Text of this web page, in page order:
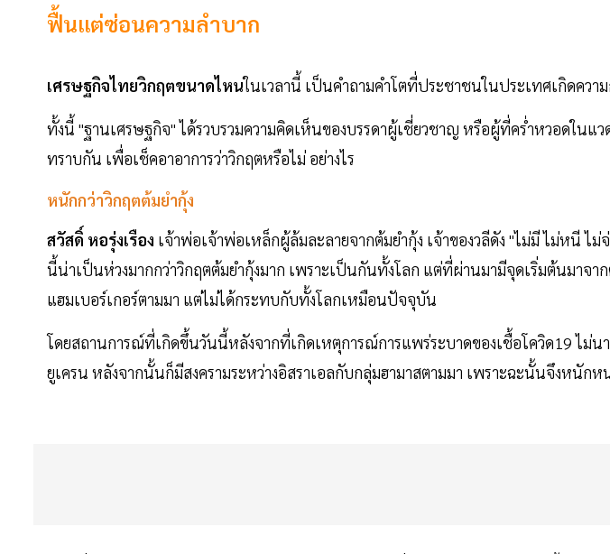
ฟื้นแต่ซ่อนความลำบาก
เศรษฐกิจไทยวิกฤตขนาดไหนในเวลานี้ เป็นคำถามคำโตที่ประชาชนในประเทศเกิดควา
ทั้งนี้ "ฐานเศรษฐกิจ" ได้รวบรวมความคิดเห็นของบรรดาผู้เชี่ยวชาญ หรือผู้ที่คร่ำหวอดในแว
ทราบกัน เพื่อเช็คอาอาการว่าวิกฤตหรือไม่ อย่างไร
หนักกว่าวิกฤตต้มยำกุ้ง
สวัสดิ์ หอรุ่งเรือง เจ้าพ่อเจ้าพ่อเหล็กผู้ล้มละลายจากต้มยำกุ้ง เจ้าของวลีดัง "ไม่มี ไม่หนี ไม่
นี้น่าเป็นห่วงมากกว่าวิกฤตต้มยำกุ้งมาก เพราะเป็นกันทั้งโลก แต่ที่ผ่านมามีจุดเริ่มต้นมาจา
แฮมเบอร์เกอร์ตามมา แต่ไม่ได้กระทบกับทั้งโลกเหมือนปัจจุบัน
โดยสถานการณ์ที่เกิดขึ้นวันนี้หลังจากที่เกิดเหตุการณ์การแพร่ระบาดของเชื้อโควิด19 ไม่นา
ยูเครน หลังจากนั้นก็มีสงครามระหว่างอิสราเอลกับกลุ่มฮามาสตามมา เพราะฉะนั้นจึงหนัก